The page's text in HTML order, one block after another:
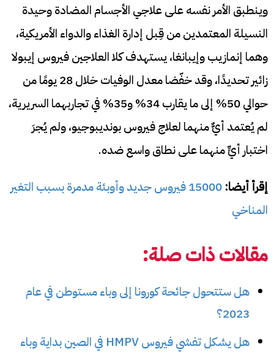
وينطبق الأمر نفسه على علاجي الأجسام المضادة وحيدة
النسيلة المعتمدين من قِبل إدارة الغذاء والدواء الأمريكية،
وهما إنمازيب وإيبانغا، يستهدف كلا العلاجين فيروس إيبولا
زائير تحديدًا، وقد خفّضا معدل الوفيات خلال 28 يومًا من
حوالي 50% إلى ما يقارب 34% و35% في تجاربهما السريرية،
لم يُعتمد أيٌّ منهما لعلاج فيروس بونديبوجيو، ولم يُجرَ
اختبار أيٍّ منهما على نطاق واسع ضده.
إقرأ أيضا:
15000 فيروس جديد وأوبئة مدمرة بسبب التغير
المناخي
مقالات ذات صلة:
هل ستتحول جائحة كورونا إلى وباء مستوطن في عام
2023؟
هل يشكل تفشي فيروس HMPV في الصين بداية وباء